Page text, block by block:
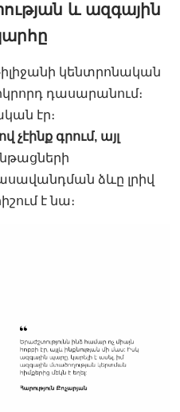
և ազգային
կենտրոնական
դասարանում։
էր։
գրում, այլ
ձևը լրիվ
է նա։